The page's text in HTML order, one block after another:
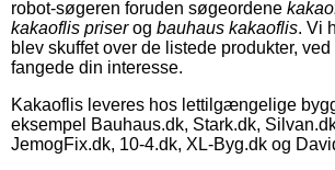
robot-søgeren foruden søgeordene
kakaoflis priserog bauhaus kakaoflis. Vi
blev skuffet over de listede produkter,
fangede din interesse.
Kakaoflis leveres hos lettilgængelige
eksempel Bauhaus.dk, Stark.dk,
JemogFix.dk, 10-4.dk, XL-Byg.dk og